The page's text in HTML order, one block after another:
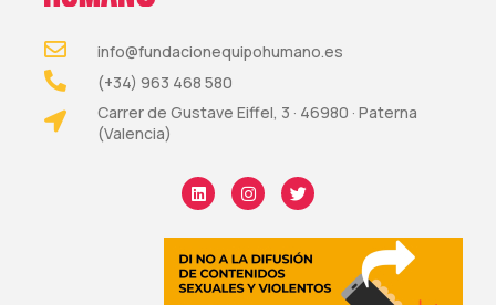
info@fundacionequipohumano.es
(+34) 963 468 580
Carrer de Gustave Eiffel, 3 · 46980 · Paterna
(Valencia)